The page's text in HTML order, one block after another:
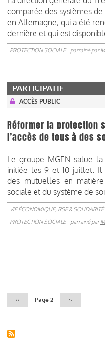
comparée des systèmes
en Allemagne, qui a été
dernière et qui est
PROTECTION SOCIALE parrainé par
PARTICIPATIF
ACCÈS PUBLIC
Réformer la protection
l’accès de tous à des
Le groupe MGEN salue
initiée les 9 et 10 juillet. Il
des mutuelles en
sociale et du système de
VIE ÉCONOMIQUE, RSE & SOLIDARITÉ
PROTECTION SOCIALE
parrainé par
Page
précédente
‹‹ Page 2
Page
››